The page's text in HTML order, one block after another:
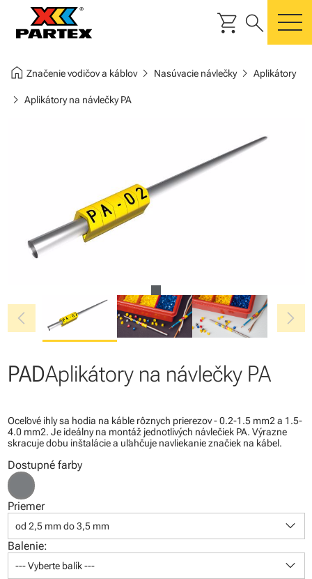
shopping_cart search
home Značenie vodičov a káblovchevron_right Nasúvacie návlečkychevron_right Aplikátory
chevron_right Aplikátory na návlečky PA
chevron_left chevron_right
PADAplikátory na návlečky PA
Oceľové ihly sa hodia na káble rôznych prierezov - 0.2-1.5 mm2 a 1.5-
4.0 mm2. Je ideálny na montáž jednotlivých návlečiek PA. Výrazne
skracuje dobu inštalácie a uľahčuje navliekanie značiek na kábel.
Dostupné farby
Priemer
od 2,5 mm do 3,5 mm keyboard_arrow_down
Balenie:
--- Vyberte balík --- keyboard_arrow_down